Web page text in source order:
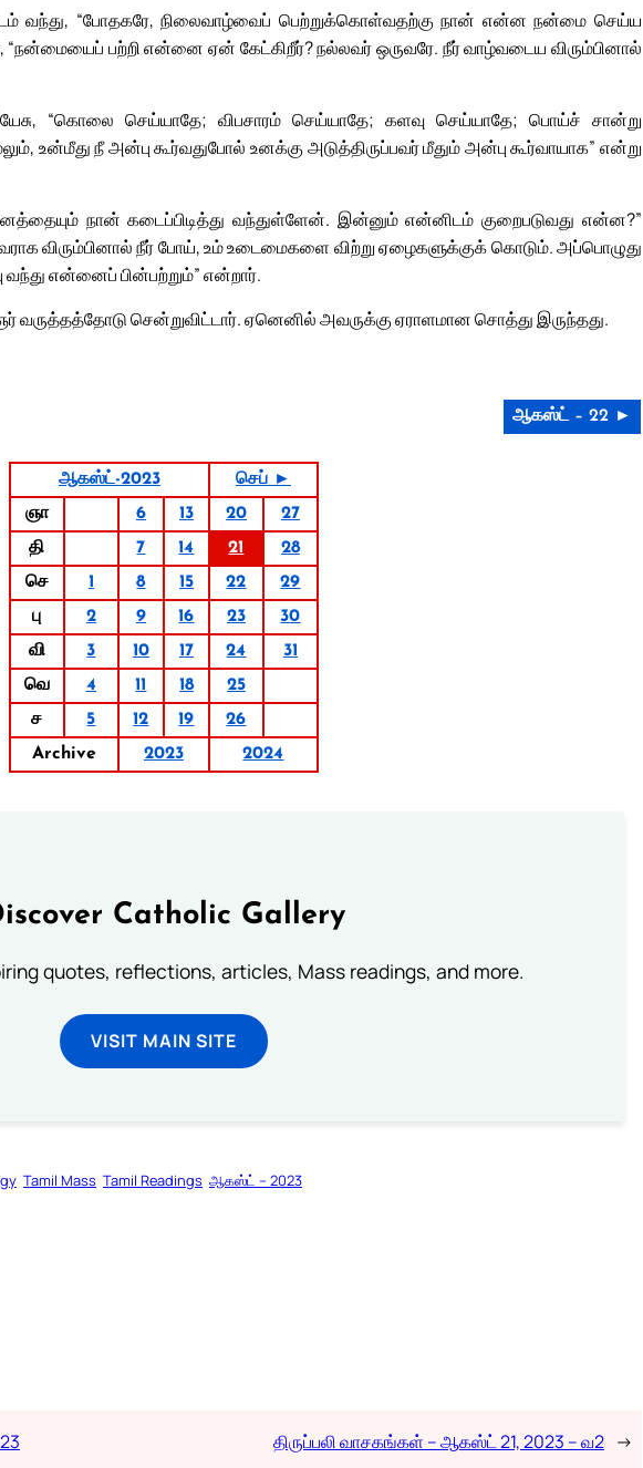
வந்து, “போதகரே, நிலைவாழ்வைப் பெற்றுக்கொள்வதற்கு நான் என்ன நன்மை செய்ய
“நன்மையைப் பற்றி என்னை ஏன் கேட்கிறீர்? நல்லவர் ஒருவரே. நீர் வாழ்வடைய விரும்பினால்
“கொலை செய்யாதே; விபசாரம் செய்யாதே; களவு செய்யாதே; பொய்ச் சான்று
உன்மீது நீ அன்பு கூர்வதுபோல் உனக்கு அடுத்திருப்பவர் மீதும் அன்பு கூர்வாயாக” என்று
நான் கடைப்பிடித்து வந்துள்ளேன். இன்னும் என்னிடம் குறைபடுவது என்ன?”
விரும்பினால் நீர் போய், உம் உடைமைகளை விற்று ஏழைகளுக்குக் கொடும். அப்பொழுது
என்னைப் பின்பற்றும்” என்றார்.
சென்றுவிட்டார். ஏனெனில் அவருக்கு ஏராளமான சொத்து இருந்தது.
ஆகஸ்ட் – 22 ►
ஆகஸ்ட்-2023
செப் ►
ஞா
6 13 20
27
தி
7 14 21
28
செ
1 8 15 22
29
பு
2 9 16 23
30
வி
3 10 17 24
31
வெ
4 11 18
25
ச
5 12 19
26
Archive
2023 2024
Catholic Gallery
quotes, reflections, articles, Mass readings, and more.
VISIT MAIN SITE
Tamil Mass Tamil Readings ஆகஸ்ட் – 2023
திருப்பலி வாசகங்கள் – ஆகஸ்ட் 21, 2023 – வ2 →